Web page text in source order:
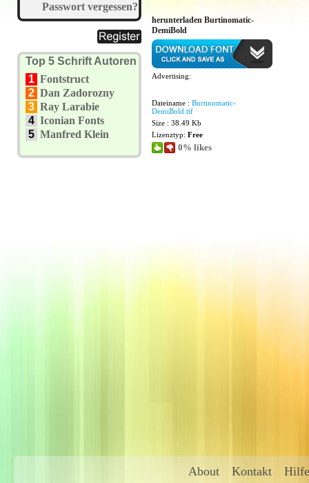
Passwort vergessen?
Top 5 Schrift Autoren
1 Fontstruct
2 Dan Zadorozny
3 Ray Larabie
4 Iconian Fonts
5 Manfred Klein
herunterladen Burtinomatic-
DemiBold
Advertising:
Dateiname : Burtinomatic-
DemiBold.ttf
Size : 38.49 Kb
Lizenztyp: Free
0% likes
About Kontakt Hilfe